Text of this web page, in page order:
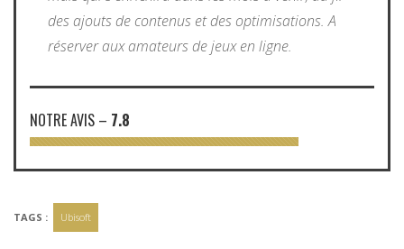
des ajouts de contenus et des optimisations. A
réserver aux amateurs de jeux en ligne.
NOTRE AVIS – 7.8
TAGS : Ubisoft